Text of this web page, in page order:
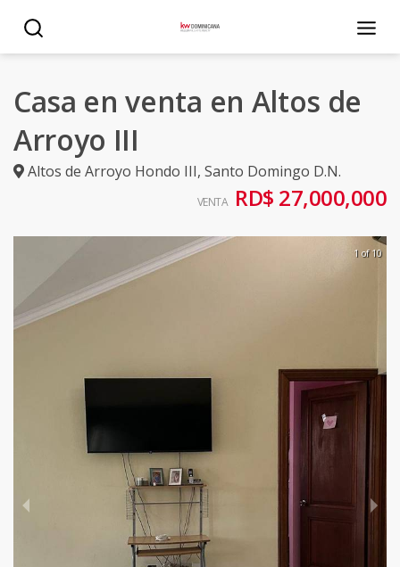
Casa en venta en Altos de
Arroyo III
Altos de Arroyo Hondo III, Santo Domingo D.N.
VENTA RD$ 27,000,000
1 of 10